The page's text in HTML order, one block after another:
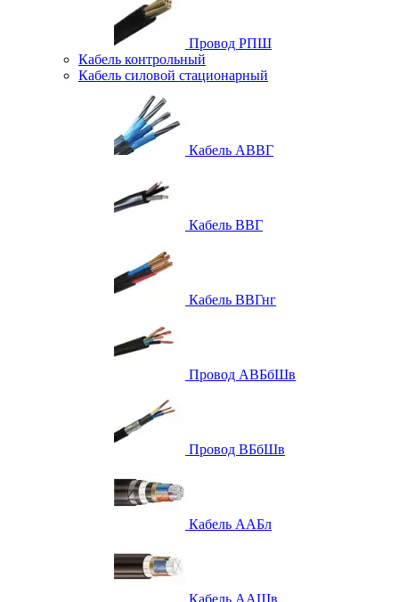
Провод РПШ
Кабель контрольный
Кабель силовой стационарный
Кабель АВВГ
Кабель ВВГ
Кабель ВВГнг
Провод АВБбШв
Провод ВБбШв
Кабель ААБл
Кабель ААШв